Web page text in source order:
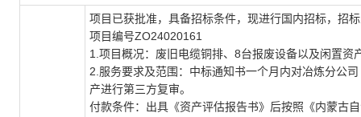
项目已获批准，具备招标条件，现进行国内招标，招
项目编号ZO24020161
1.项目概况：废旧电缆铜排、8台报废设备以及闲置
2.服务要求及范围：中标通知书一个月内对冶炼分公
产进行第三方复审。
付款条件：出具《资产评估报告书》后按照《内蒙古